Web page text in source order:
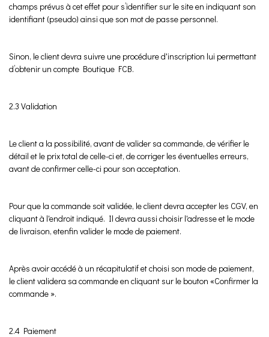
champs prévus à cet effet pour s’identifier sur le site en indiquant son
identifiant (pseudo) ainsi que son mot de passe personnel.
Sinon, le client devra suivre une procédure d'inscription lui permettant
d’obtenir un compte Boutique FCB.
2.3 Validation
Le client a la possibilité, avant de valider sa commande, de vérifier le
détail et le prix total de celle-ci et, de corriger les éventuelles erreurs,
avant de confirmer celle-ci pour son acceptation.
Pour que la commande soit validée, le client devra accepter les CGV, en
cliquant à l'endroit indiqué. Il devra aussi choisir l'adresse et le mode
de livraison, etenfin valider le mode de paiement.
Après avoir accédé à un récapitulatif et choisi son mode de paiement,
le client validera sa commande en cliquant sur le bouton «Confirmer la
commande ».
2.4 Paiement